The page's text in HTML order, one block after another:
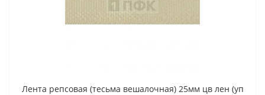
Лента репсовая (тесьма вешалочная) 25мм цв лен (уп